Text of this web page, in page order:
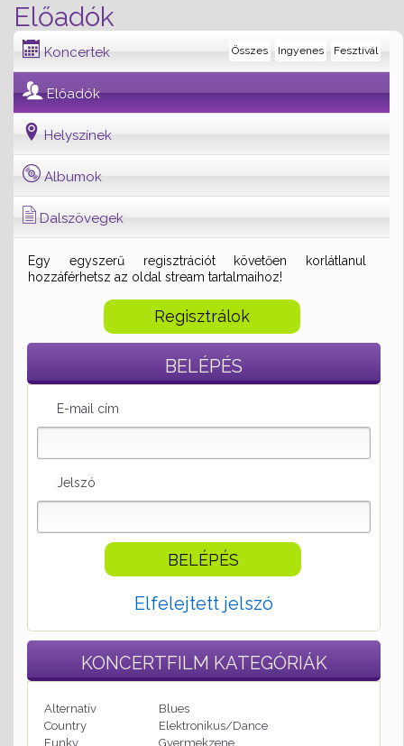
Előadók
Koncertek Fesztivál
Ingyenes
Összes
Előadók
Helyszínek
Albumok
Dalszövegek
Egy egyszerű regisztrációt követően korlátlanul
hozzáférhetsz az oldal stream tartalmaihoz!
Regisztrálok
BELÉPÉS
E-mail cím
Jelszó
Elfelejtett jelszó
KONCERTFILM KATEGÓRIÁK
Alternatív
Blues
Country
Elektronikus/Dance
Funky
Gyermekzene